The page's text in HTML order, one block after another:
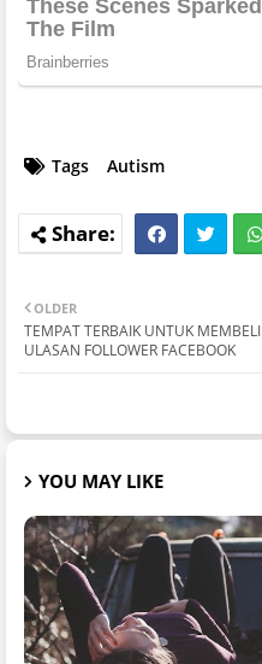
Tags Autism
OLDER
TEMPAT TERBAIK UNTUK MEMBELI
ULASAN FOLLOWER FACEBOOK
YOU MAY LIKE